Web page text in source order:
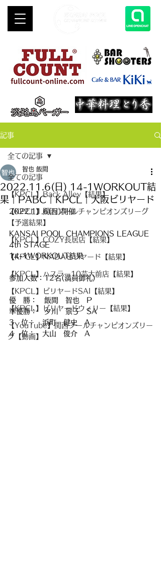
記事
全ての記事
【KPCL】Back Alley【結果】
【KPCL】関西プールチャンピオンズリーグ
【予選結果】
【KPCL】COZY長居店【結果】
【KPCL】NADAビリヤード【結果】
【KPCL】ハスラー10芸大前店【結果】
【KPCL】ビリヤードSAI【結果】
【KPCL】ビリヤードウィリー【結果】
【YouTube】関西プールチャンピオンズリー
グ【動画】
全ての記事
2022.11.6(日) 14-1WORKOUT結
果｜PABC｜KPCL｜大阪ビリヤード
智也 飯間
2022.11.6(日)開催
KANSAI POOL CHAMPIONS LEAGUE
4th STAGE
14-1WORKOUT結果
参加人数：12名(満員御礼)
優　勝：　飯間　智也　P
準優勝：　夕川　景子　SA
3　位：　浜町　健史　A
4　位：　大山　俊介　A